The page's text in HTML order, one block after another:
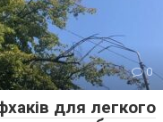
0
для легкого